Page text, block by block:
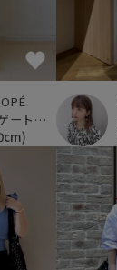
タカシマヤゲートタワーモール